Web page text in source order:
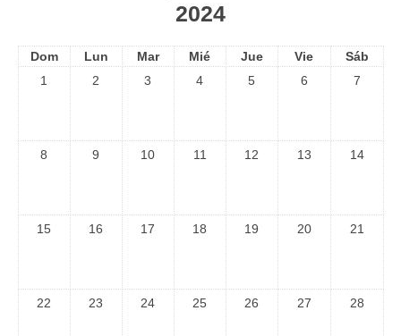
2024
Dom Lun Mar Mié Jue Vie
Sáb
1
2 3 4 5 6 7
8 9 10 11 12 13 14
15 16 17 18 19 20 21
22 23 24 25 26 27 28